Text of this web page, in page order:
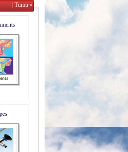
| Tümü »